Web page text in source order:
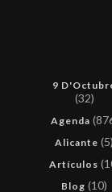
9
(32)
Agenda
Alicante (5)
Artículos
Blog (10)